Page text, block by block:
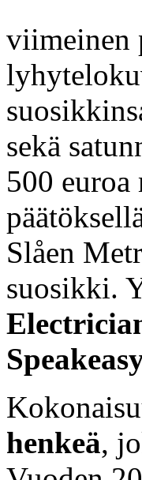
viimeinen
sekä
500
Slåen
suosikki.
henkeä,